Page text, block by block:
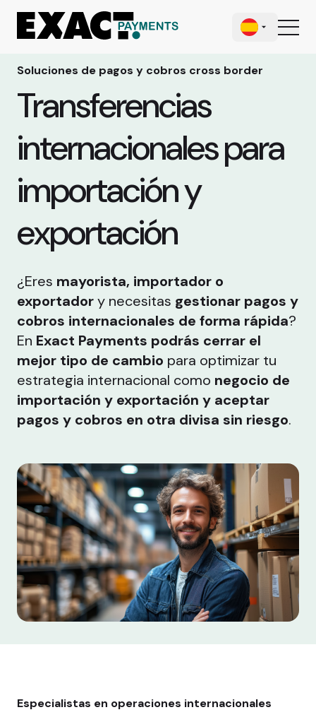
Soluciones de pagos y cobros cross border
Transferencias
internacionales para
importación y
exportación
¿Eres mayorista, importador o
exportadory necesitas gestionar pagos y
cobros internacionales de forma rápida?
En Exact Payments podrás cerrar el
mejor tipo de cambio para optimizar tu
estrategia internacional como negocio de
importación y exportación y aceptar
pagos y cobros en otra divisa sin riesgo.
Especialistas en operaciones internacionales